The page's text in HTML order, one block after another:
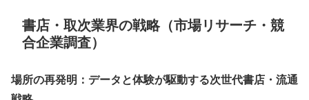
書店・取次業界の戦略（市場リサーチ・競
合企業調査）
場所の再発明：データと体験が駆動する次世代書店・流通